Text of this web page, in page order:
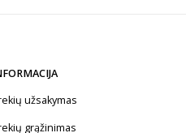
užsakymas
grąžinimas